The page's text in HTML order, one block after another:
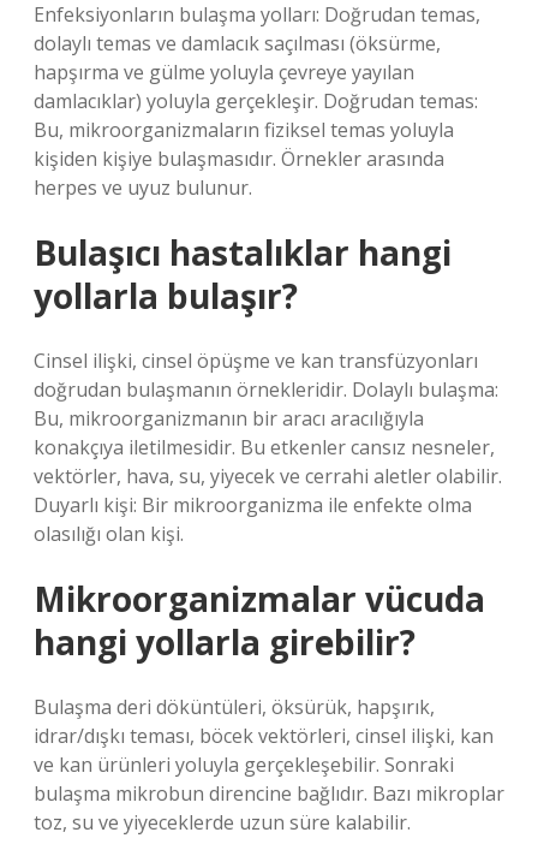
Enfeksiyonların bulaşma yolları: Doğrudan temas,
dolaylı temas ve damlacık saçılması (öksürme,
hapşırma ve gülme yoluyla çevreye yayılan
damlacıklar) yoluyla gerçekleşir. Doğrudan temas:
Bu, mikroorganizmaların fiziksel temas yoluyla
kişiden kişiye bulaşmasıdır. Örnekler arasında
herpes ve uyuz bulunur.
Bulaşıcı hastalıklar hangi
yollarla bulaşır?
Cinsel ilişki, cinsel öpüşme ve kan transfüzyonları
doğrudan bulaşmanın örnekleridir. Dolaylı bulaşma:
Bu, mikroorganizmanın bir aracı aracılığıyla
konakçıya iletilmesidir. Bu etkenler cansız nesneler,
vektörler, hava, su, yiyecek ve cerrahi aletler olabilir.
Duyarlı kişi: Bir mikroorganizma ile enfekte olma
olasılığı olan kişi.
Mikroorganizmalar vücuda
hangi yollarla girebilir?
Bulaşma deri döküntüleri, öksürük, hapşırık,
idrar/dışkı teması, böcek vektörleri, cinsel ilişki, kan
ve kan ürünleri yoluyla gerçekleşebilir. Sonraki
bulaşma mikrobun direncine bağlıdır. Bazı mikroplar
toz, su ve yiyeceklerde uzun süre kalabilir.